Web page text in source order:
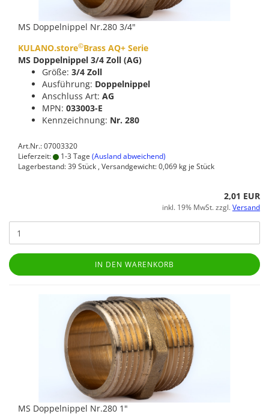
MS Doppelnippel Nr.280 3/4"
KULANO.store©Brass AQ+ Serie
MS Doppelnippel 3/4 Zoll (AG)
Größe: 3/4 Zoll
Ausführung: Doppelnippel
Anschluss Art: AG
MPN: 033003-E
Kennzeichnung: Nr. 280
Art.Nr.: 07003320
Lieferzeit:
1-3 Tage (Ausland abweichend)
Lagerbestand: 39 Stück , Versandgewicht:0,069 kg je Stück
2,01 EUR
inkl. 19% MwSt. zzgl.Versand
IN DEN WARENKORB
MS Doppelnippel Nr.280 1"